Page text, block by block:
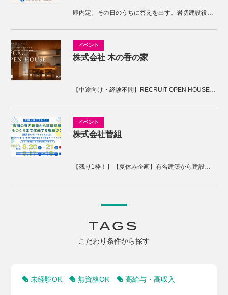
即内定。その日のうちに答えを出す。岩切建設役員面接
株式会社 木の香の家
【中途向け・経験不問】RECRUIT OPEN HOUSE開催！木の香の家の家づくりを体感しませんか。
株式会社菅組
【残り1枠！】【夏休み企画】有名建築から建設現場、まちづくりまで体感する2days視察ツアー
TAGS
こだわり条件から探す
未経験OK 無資格OK 高給与・高収入